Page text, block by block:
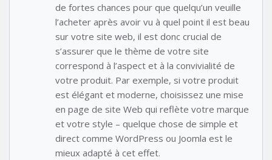
de fortes chances pour que quelqu’un veuille
l’acheter après avoir vu à quel point il est beau
sur votre site web, il est donc crucial de
s’assurer que le thème de votre site
correspond à l’aspect et à la convivialité de
votre produit. Par exemple, si votre produit
est élégant et moderne, choisissez une mise
en page de site Web qui reflète votre marque
et votre style – quelque chose de simple et
direct comme WordPress ou Joomla est le
mieux adapté à cet effet.